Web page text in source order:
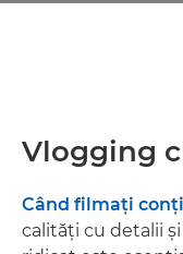
Vlogging
Când filmaţi
calităţi cu detalii